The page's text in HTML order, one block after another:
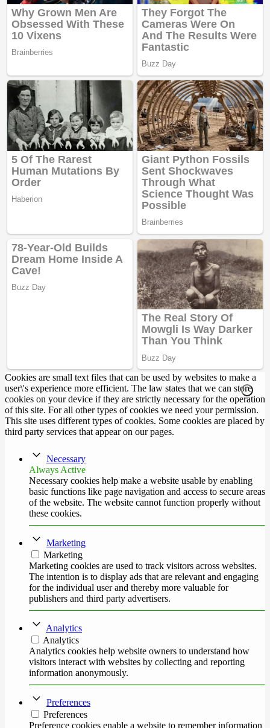
Cookies are small text files that can be used by websites to make a
user\'s experience more efficient. The law states that we can store
cookies on your device if they are strictly necessary for the operation
of this site. For all other types of cookies we need your permission.
This site uses different types of cookies. Some cookies are placed by
third party services that appear on our pages.
Necessary
Always Active
Necessary cookies help make a website usable by enabling
basic functions like page navigation and access to secure areas
of the website. The website cannot function properly without
these cookies.
Marketing
Marketing
Marketing cookies are used to track visitors across websites.
The intention is to display ads that are relevant and engaging
for the individual user and thereby more valuable for
publishers and third party advertisers.
Analytics
Analytics
Analytics cookies help website owners to understand how
visitors interact with websites by collecting and reporting
information anonymously.
Preferences
Preferences
Preference cookies enable a website to remember information